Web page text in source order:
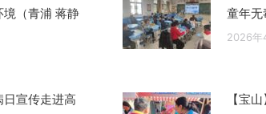
（青浦 蒋静
童年无
2026年
日宣传走进高
【宝